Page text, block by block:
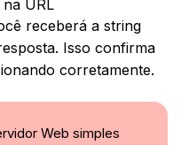
URL
receberá a string
Isso confirma
corretamente.
Web simples